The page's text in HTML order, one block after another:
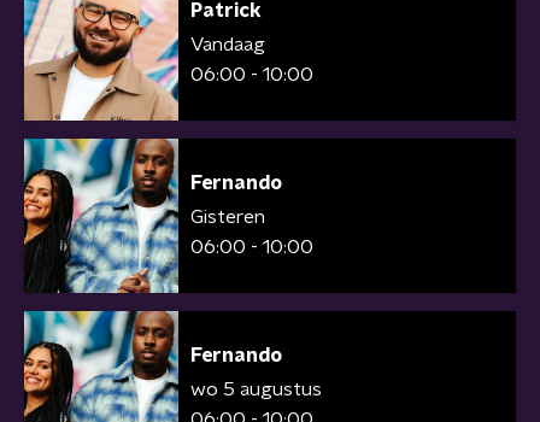
Patrick
Vandaag
06:00 - 10:00
Fernando
Gisteren
06:00 - 10:00
Fernando
wo 5 augustus